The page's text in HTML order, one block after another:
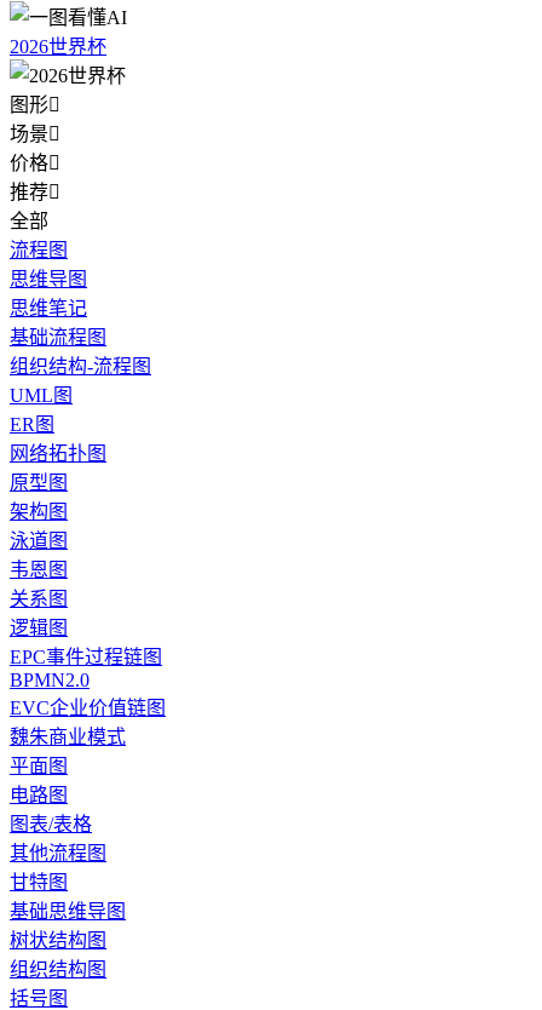
2026世界杯
图形
场景
价格
推荐
全部
流程图
思维导图
思维笔记
基础流程图
组织结构-流程图
UML图
ER图
网络拓扑图
原型图
架构图
泳道图
韦恩图
关系图
逻辑图
EPC事件过程链图
BPMN2.0
EVC企业价值链图
魏朱商业模式
平面图
电路图
图表/表格
其他流程图
甘特图
基础思维导图
树状结构图
组织结构图
括号图